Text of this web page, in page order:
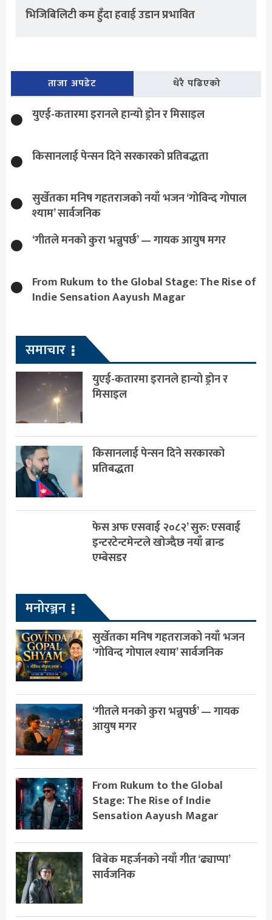
भिजिबिलिटी कम हुँदा हवाई उडान प्रभावित
ताजा अपडेट धेरै पढिएको
युएई-कतारमा इरानले हान्यो ड्रोन र मिसाइल
किसानलाई पेन्सन दिने सरकारको प्रतिबद्धता
सुर्खेतका मनिष गहतराजको नयाँ भजन ‘गोविन्द गोपाल
श्याम’ सार्वजनिक
‘गीतले मनको कुरा भन्नुपर्छ’ — गायक आयुष मगर
From Rukum to the Global Stage: The Rise of
Indie Sensation Aayush Magar
समाचार
युएई-कतारमा इरानले हान्यो ड्रोन र
मिसाइल
किसानलाई पेन्सन दिने सरकारको
प्रतिबद्धता
फेस अफ एसवाई २०८२’ सुरु: एसवाई
इन्टरटेन्टमेन्टले खोज्दैछ नयाँ ब्रान्ड
एम्बेसडर
मनोरञ्जन
सुर्खेतका मनिष गहतराजको नयाँ भजन
‘गोविन्द गोपाल श्याम’ सार्वजनिक
‘गीतले मनको कुरा भन्नुपर्छ’ — गायक
आयुष मगर
From Rukum to the Global
Stage: The Rise of Indie
Sensation Aayush Magar
बिबेक महर्जनको नयाँ गीत ‘ढ्याप्पा’
सार्वजनिक